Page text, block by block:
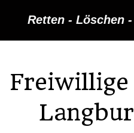
Retten - Löschen